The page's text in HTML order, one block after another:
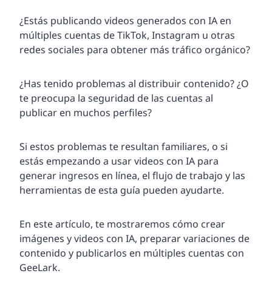
¿Estás publicando videos generados con IA en
múltiples cuentas de TikTok, Instagram u otras
redes sociales para obtener más tráfico orgánico?
¿Has tenido problemas al distribuir contenido? ¿O
te preocupa la seguridad de las cuentas al
publicar en muchos perfiles?
Si estos problemas te resultan familiares, o si
estás empezando a usar videos con IA para
generar ingresos en línea, el flujo de trabajo y las
herramientas de esta guía pueden ayudarte.
En este artículo, te mostraremos cómo crear
imágenes y videos con IA, preparar variaciones de
contenido y publicarlos en múltiples cuentas con
GeeLark.